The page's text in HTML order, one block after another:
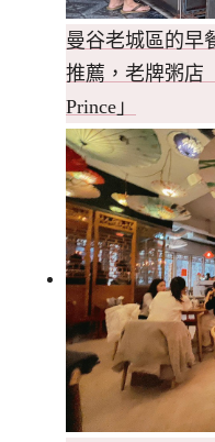
曼谷老城區的早
推薦，老牌粥店
Prince」